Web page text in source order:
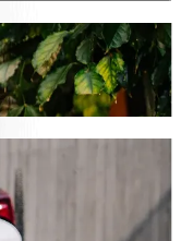
la ocasión,